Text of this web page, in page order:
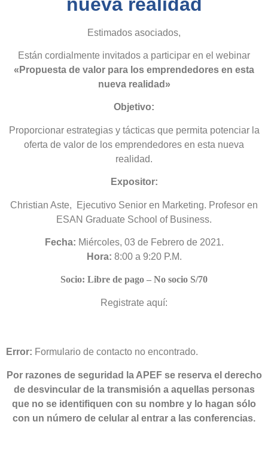
Estimados asociados,
Están cordialmente invitados a participar en el webinar
«Propuesta de valor para los emprendedores en esta
nueva realidad»
Objetivo:
Proporcionar estrategias y tácticas que permita potenciar la
oferta de valor de los emprendedores en esta nueva
realidad.
Expositor:
Christian Aste, Ejecutivo Senior en Marketing. Profesor en
ESAN Graduate School of Business.
Fecha: Miércoles, 03 de Febrero de 2021.
Hora: 8:00 a 9:20 P.M.
Socio: Libre de pago – No socio S/70
Registrate aquí:
Error: Formulario de contacto no encontrado.
Por razones de seguridad la APEF se reserva el derecho
de desvincular de la transmisión a aquellas personas
que no se identifiquen con su nombre y lo hagan sólo
con un número de celular al entrar a las conferencias.